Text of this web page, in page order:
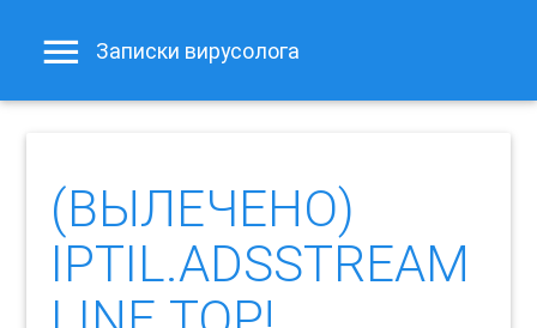
Записки вирусолога
(ВЫЛЕЧЕНО)
IPTIL.ADSSTREAM